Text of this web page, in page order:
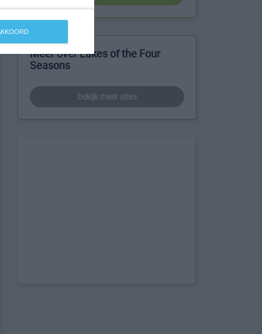
Meer over Lakes of the Four
Seasons
bekijk meer sites